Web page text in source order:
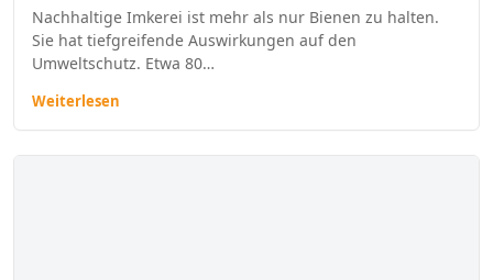
Nachhaltige Imkerei ist mehr als nur Bienen zu halten.
Sie hat tiefgreifende Auswirkungen auf den
Umweltschutz. Etwa 80…
Weiterlesen